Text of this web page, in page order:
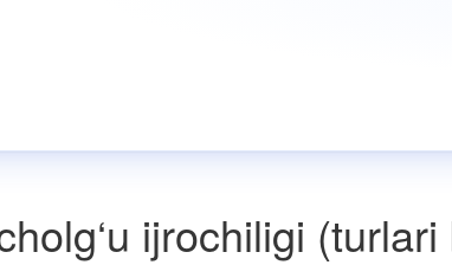
ijrochiligi (turlari